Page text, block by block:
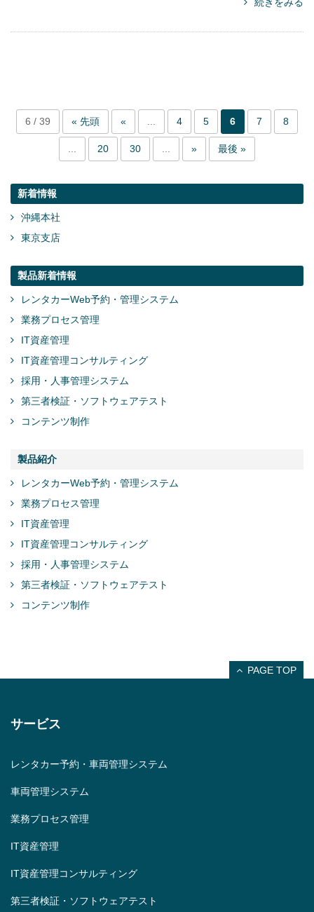
6 / 39 « 先頭 « 4 5 6 7 8
20 30 » 最後 »
新着情報
沖縄本社
東京支店
製品新着情報
レンタカーWeb予約・管理システム
業務プロセス管理
IT資産管理
IT資産管理コンサルティング
採用・人事管理システム
第三者検証・ソフトウェアテスト
コンテンツ制作
製品紹介
レンタカーWeb予約・管理システム
業務プロセス管理
IT資産管理
IT資産管理コンサルティング
採用・人事管理システム
第三者検証・ソフトウェアテスト
コンテンツ制作
PAGE TOP
サービス
レンタカー予約・車両管理システム
車両管理システム
業務プロセス管理
IT資産管理
IT資産管理コンサルティング
第三者検証・ソフトウェアテスト